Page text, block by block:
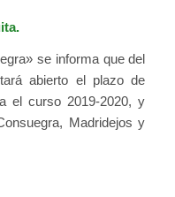
se informa que del
abierto el plazo de
el curso 2019-2020, y
Madridejos y